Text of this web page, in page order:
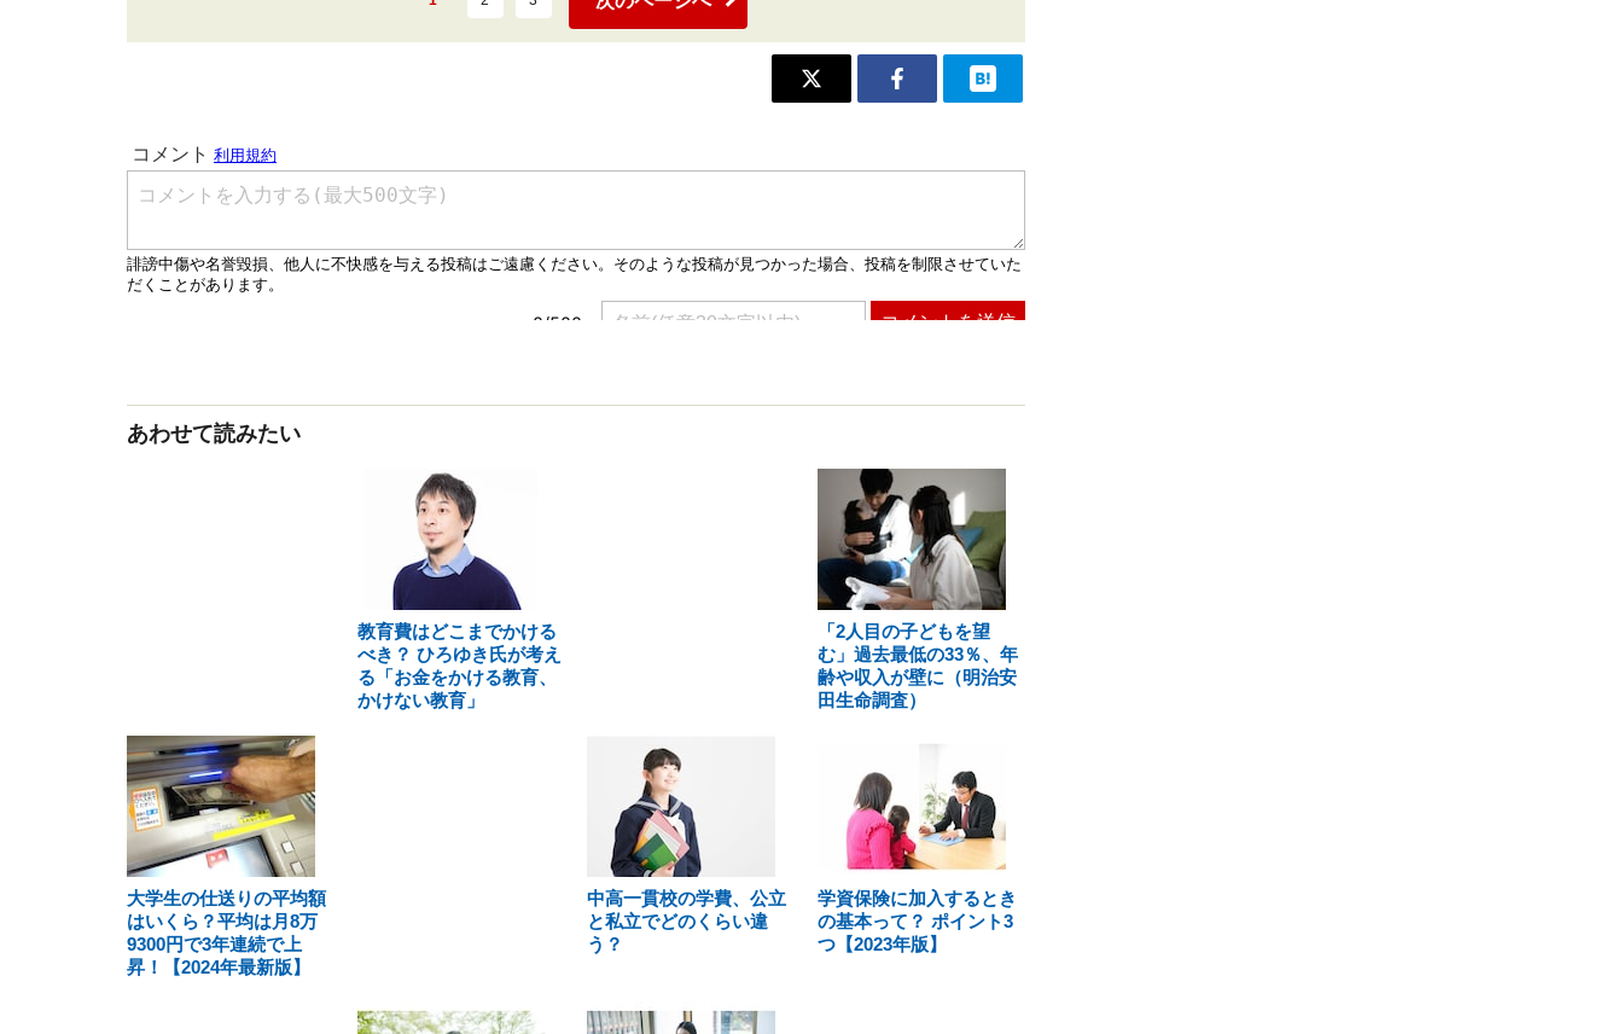
あわせて読みたい
教育費はどこまでかける
べき？ ひろゆき氏が考え
る「お金をかける教育、
かけない教育」
「2人目の子どもを望
む」過去最低の33％、年
齢や収入が壁に（明治安
田生命調査）
大学生の仕送りの平均額
はいくら？平均は月8万
9300円で3年連続で上
昇！【2024年最新版】
中高一貫校の学費、公立
と私立でどのくらい違
う？
学資保険に加入するとき
の基本って？ ポイント3
つ【2023年版】